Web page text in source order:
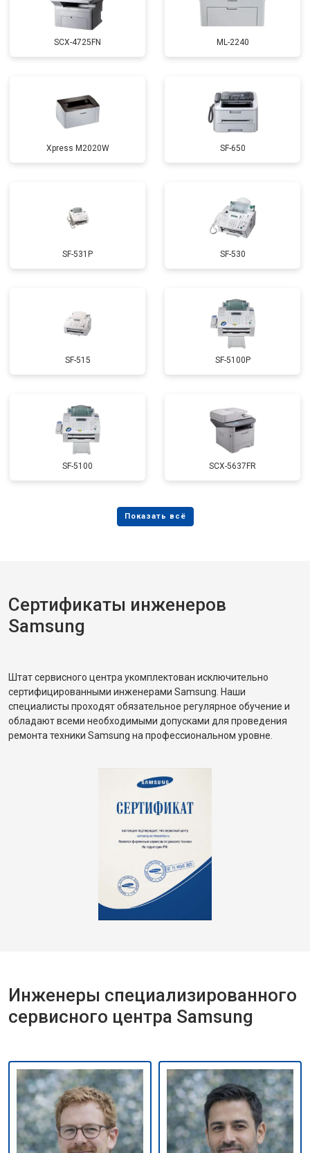
SCX-4725FN ML-2240
Xpress M2020W SF-650
SF-531P SF-530
SF-515 SF-5100P
SF-5100 SCX-5637FR
Сертификаты инженеров
Samsung
Штат сервисного центра укомплектован исключительно
сертифицированными инженерами Samsung. Наши
специалисты проходят обязательное регулярное обучение и
обладают всеми необходимыми допусками для проведения
ремонта техники Samsung на профессиональном уровне.
Инженеры специализированного
сервисного центра Samsung